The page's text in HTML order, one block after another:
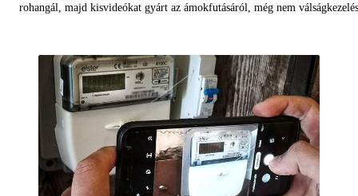
rohangál, majd kisvideókat gyárt az ámokfutásáról, még nem